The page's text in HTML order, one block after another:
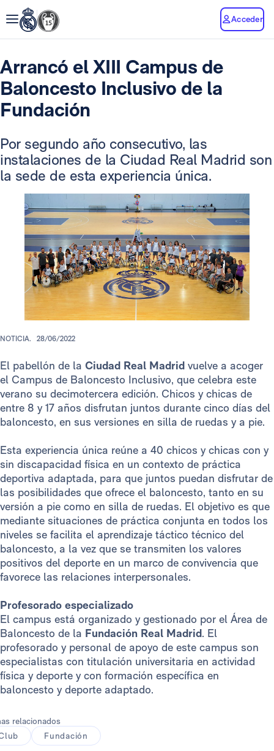
Acceder
Arrancó el XIII Campus de
Baloncesto Inclusivo de la
Fundación
Por segundo año consecutivo, las
instalaciones de la Ciudad Real Madrid son
la sede de esta experiencia única.
NOTICIA. 28/06/2022
El pabellón de la Ciudad Real Madrid vuelve a acoger
el Campus de Baloncesto Inclusivo, que celebra este
verano su decimotercera edición. Chicos y chicas de
entre 8 y 17 años disfrutan juntos durante cinco días del
baloncesto, en sus versiones en silla de ruedas y a pie.
Esta experiencia única reúne a 40 chicos y chicas con y
sin discapacidad física en un contexto de práctica
deportiva adaptada, para que juntos puedan disfrutar de
las posibilidades que ofrece el baloncesto, tanto en su
versión a pie como en silla de ruedas. El objetivo es que
mediante situaciones de práctica conjunta en todos los
niveles se facilita el aprendizaje táctico técnico del
baloncesto, a la vez que se transmiten los valores
positivos del deporte en un marco de convivencia que
favorece las relaciones interpersonales.
Profesorado especializado
El campus está organizado y gestionado por el Área de
Baloncesto de la Fundación Real Madrid. El
profesorado y personal de apoyo de este campus son
especialistas con titulación universitaria en actividad
física y deporte y con formación específica en
baloncesto y deporte adaptado.
relacionados
Fundación